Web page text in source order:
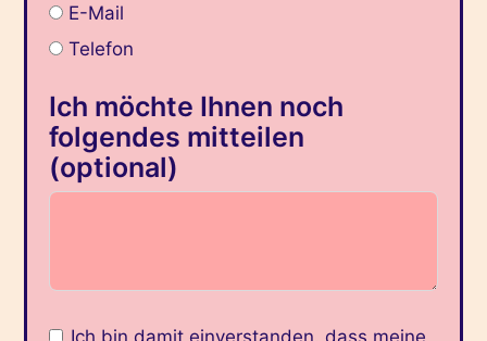
E-Mail
Telefon
Ich möchte Ihnen noch
folgendes mitteilen
(optional)
Ich bin damit einverstanden, dass meine